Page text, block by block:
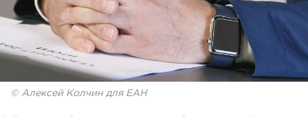
© Алексей Колчин для ЕАН